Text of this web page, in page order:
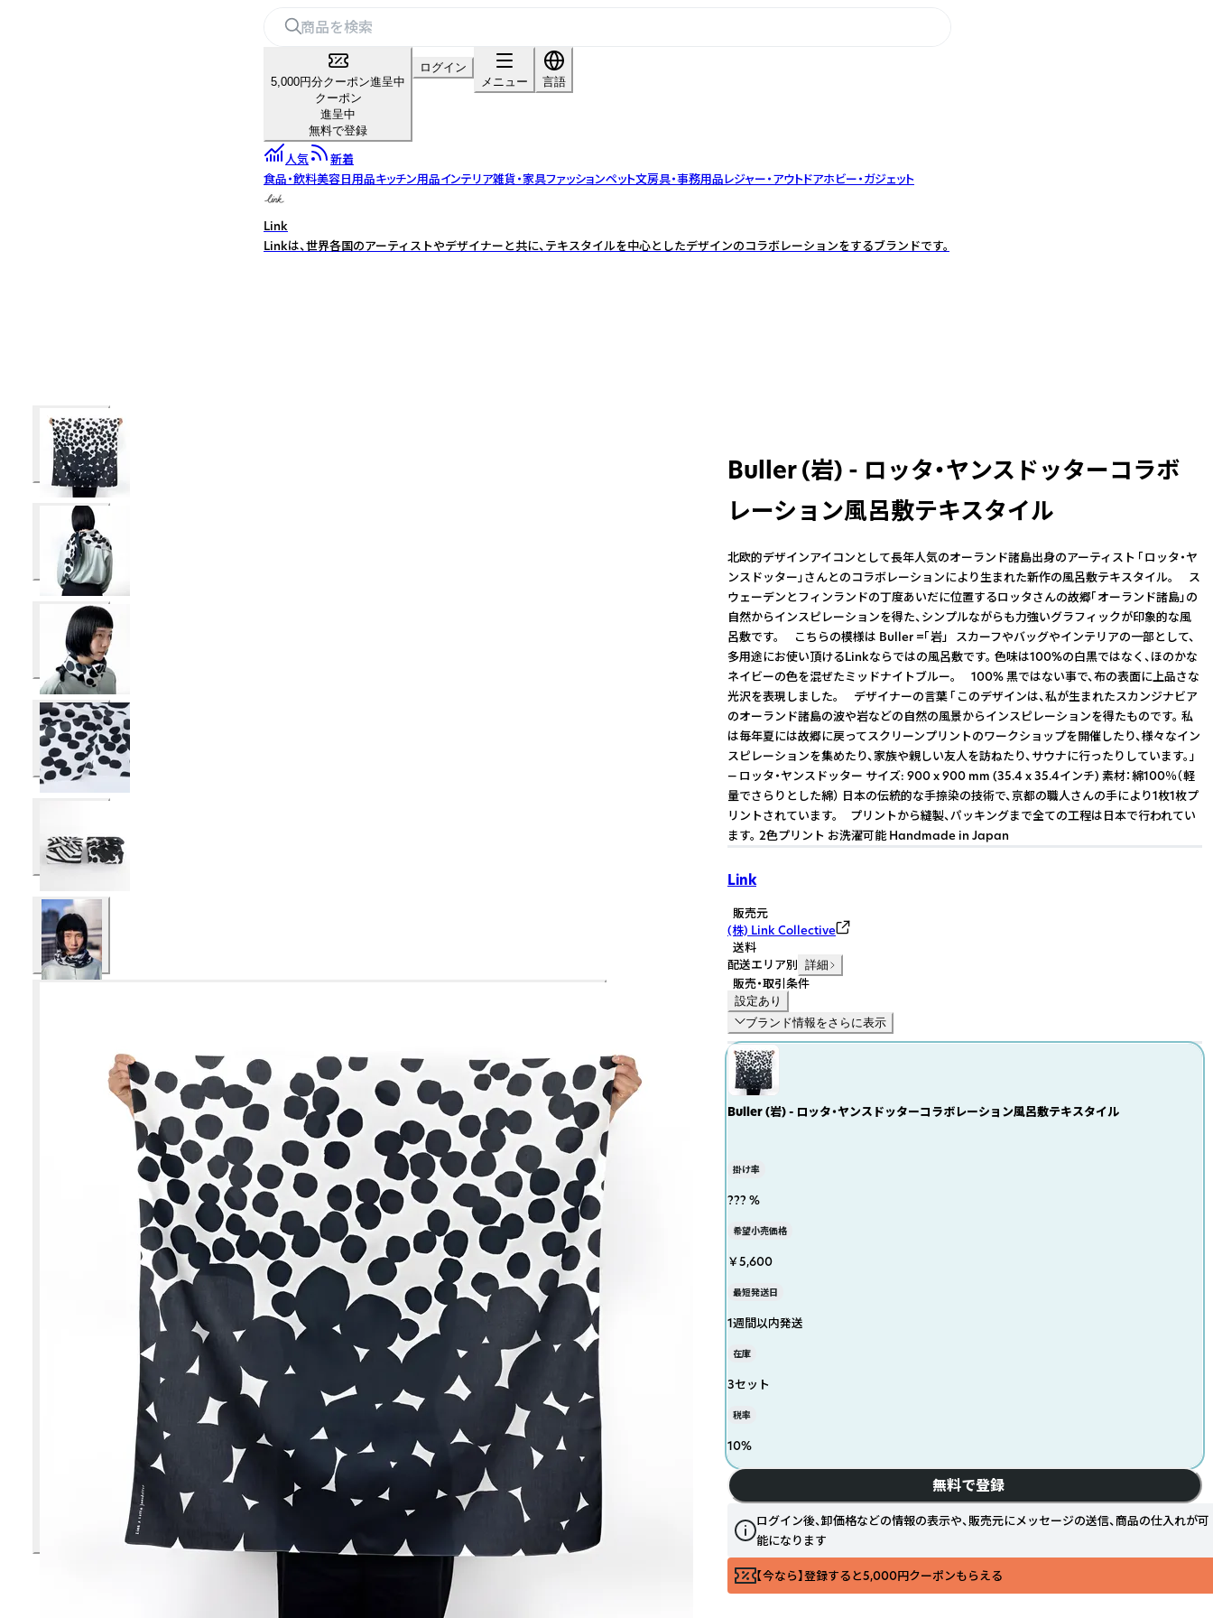
5,000円分クーポン進呈中
クーポン
進呈中
無料で登録
ログイン
メニュー
言語
人気
新着
食品・飲料美容日用品キッチン用品インテリア雑貨・家具ファッションペット文房具・事務用品レジャー・アウトドアホビー・ガジェット
Link
Linkは、世界各国のアーティストやデザイナーと共に、テキスタイルを中心としたデザインのコラボレーションをするブランドです。
Buller (岩) - ロッタ・ヤンスドッターコラボ
レーション風呂敷テキスタイル
北欧的デザインアイコンとして長年人気のオーランド諸島出身のアーティスト 「ロッタ・ヤ
ンスドッター」さんとのコラボレーションにより生まれた新作の風呂敷テキスタイル。 ス
ウェーデンとフィンランドの丁度あいだに位置するロッタさんの故郷「オーランド諸島」の
自然からインスピレーションを得た、シンプルながらも力強いグラフィックが印象的な風
呂敷です。 こちらの模様は Buller =「岩」 スカーフやバッグやインテリアの一部として、
多用途にお使い頂けるLinkならではの風呂敷です。 色味は100%の白黒ではなく、ほのかな
ネイビーの色を混ぜたミッドナイトブルー。 100% 黒ではない事で、布の表面に上品さな
光沢を表現しました。 デザイナーの言葉 「このデザインは、私が生まれたスカンジナビア
のオーランド諸島の波や岩などの自然の風景からインスピレーションを得たものです。 私
は毎年夏には故郷に戻ってスクリーンプリントのワークショップを開催したり、様々なイン
スピレーションを集めたり、家族や親しい友人を訪ねたり、サウナに行ったりしています。」
— ロッタ・ヤンスドッター サイズ: 900 x 900 mm (35.4 x 35.4インチ) 素材：綿100％（軽
量でさらりとした綿） 日本の伝統的な手捺染の技術で、京都の職人さんの手により1枚1枚プ
リントされています。 プリントから縫製、パッキングまで全ての工程は日本で行われてい
ます。 2色プリント お洗濯可能 Handmade in Japan
Link
販売元
(株) Link Collective
送料
配送エリア別 詳細
販売・取引条件
設定あり
ブランド情報をさらに表示
Buller (岩) - ロッタ・ヤンスドッターコラボレーション風呂敷テキスタイル
掛け率
??? %
希望小売価格
￥5,600
最短発送日
1週間以内発送
在庫
3セット
税率
10%
無料で登録
ログイン後、卸価格などの情報の表示や、販売元にメッセージの送信、商品の仕入れが可
能になります
【今なら】登録すると5,000円クーポンもらえる